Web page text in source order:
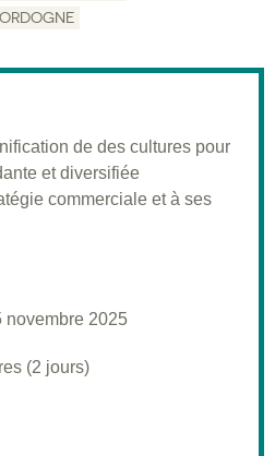
de des cultures pour
et diversifiée
commerciale et à ses
novembre 2025
(2 jours)